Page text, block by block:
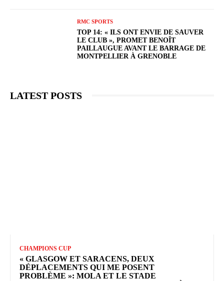
RMC SPORTS
TOP 14: « ILS ONT ENVIE DE SAUVER
LE CLUB », PROMET BENOÎT
PAILLAUGUE AVANT LE BARRAGE DE
MONTPELLIER À GRENOBLE
LATEST POSTS
CHAMPIONS CUP
« GLASGOW ET SARACENS, DEUX
DÉPLACEMENTS QUI ME POSENT
PROBLÈME »: MOLA ET LE STADE